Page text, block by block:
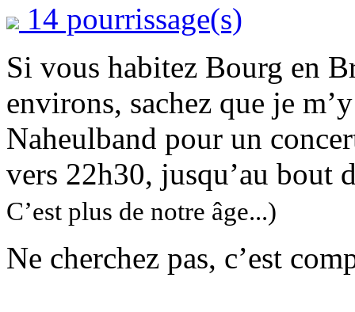
14 pourrissage(s)
Si vous habitez Bourg en
environs, sachez que je
Naheulband pour un
vers 22h30, jusqu’au bout
C’est plus de notre âge...)
Ne cherchez pas, c’est